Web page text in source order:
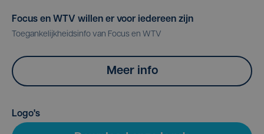
Focus en WTV willen er voor iedereen zijn
Toegankelijkheidsinfo van Focus en WTV
Meer info
Logo's